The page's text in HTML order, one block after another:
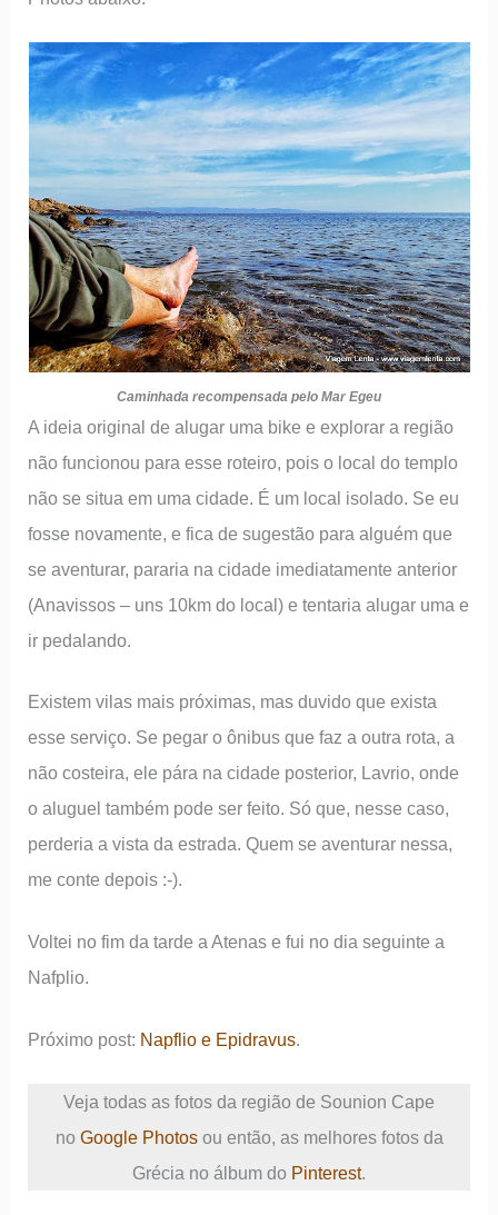
Caminhada recompensada pelo Mar Egeu
A ideia original de alugar uma bike e explorar a região
não funcionou para esse roteiro, pois o local do templo
não se situa em uma cidade. É um local isolado. Se eu
fosse novamente, e fica de sugestão para alguém que
se aventurar, pararia na cidade imediatamente anterior
(Anavissos – uns 10km do local) e tentaria alugar uma e
ir pedalando.
Existem vilas mais próximas, mas duvido que exista
esse serviço. Se pegar o ônibus que faz a outra rota, a
não costeira, ele pára na cidade posterior, Lavrio, onde
o aluguel também pode ser feito. Só que, nesse caso,
perderia a vista da estrada. Quem se aventurar nessa,
me conte depois :-).
Voltei no fim da tarde a Atenas e fui no dia seguinte a
Nafplio.
Próximo post: Napflio e Epidravus.
Veja todas as fotos da região de Sounion Cape
no Google Photosou então, as melhores fotos da
Grécia no álbum do Pinterest.